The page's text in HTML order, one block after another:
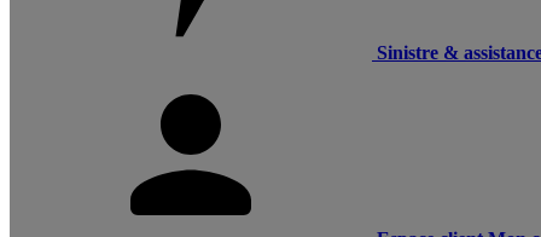
Sinistre &